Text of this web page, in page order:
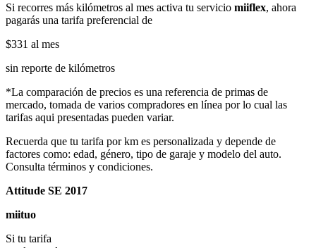
Si recorres más kilómetros al mes activa tu servicio miiflex, ahora
pagarás una tarifa preferencial de
$331 al mes
sin reporte de kilómetros
*La comparación de precios es una referencia de primas de
mercado, tomada de varios compradores en línea por lo cual las
tarifas aqui presentadas pueden variar.
Recuerda que tu tarifa por km es personalizada y depende de
factores como: edad, género, tipo de garaje y modelo del auto.
Consulta términos y condiciones.
Attitude SE 2017
miituo
Si tu tarifa